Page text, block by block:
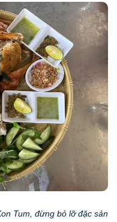
Tum, đừng bỏ lỡ đặc sản